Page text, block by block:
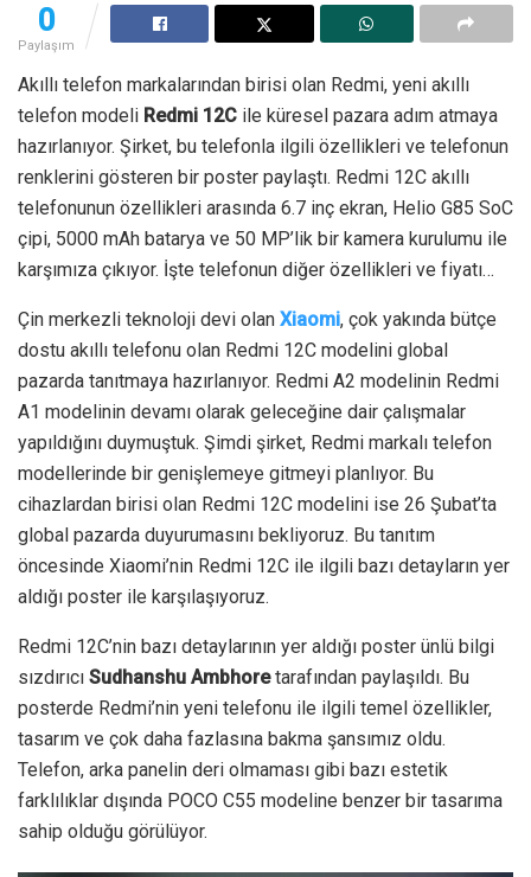
0
Paylaşım
Akıllı telefon markalarından birisi olan Redmi, yeni akıllı
telefon modeli Redmi 12C ile küresel pazara adım atmaya
hazırlanıyor. Şirket, bu telefonla ilgili özellikleri ve telefonun
renklerini gösteren bir poster paylaştı. Redmi 12C akıllı
telefonunun özellikleri arasında 6.7 inç ekran, Helio G85 SoC
çipi, 5000 mAh batarya ve 50 MP’lik bir kamera kurulumu ile
karşımıza çıkıyor. İşte telefonun diğer özellikleri ve fiyatı…
Çin merkezli teknoloji devi olan Xiaomi, çok yakında bütçe
dostu akıllı telefonu olan Redmi 12C modelini global
pazarda tanıtmaya hazırlanıyor. Redmi A2 modelinin Redmi
A1 modelinin devamı olarak geleceğine dair çalışmalar
yapıldığını duymuştuk. Şimdi şirket, Redmi markalı telefon
modellerinde bir genişlemeye gitmeyi planlıyor. Bu
cihazlardan birisi olan Redmi 12C modelini ise 26 Şubat’ta
global pazarda duyurumasını bekliyoruz. Bu tanıtım
öncesinde Xiaomi’nin Redmi 12C ile ilgili bazı detayların yer
aldığı poster ile karşılaşıyoruz.
Redmi 12C’nin bazı detaylarının yer aldığı poster ünlü bilgi
sızdırıcı Sudhanshu Ambhoretarafından paylaşıldı. Bu
posterde Redmi’nin yeni telefonu ile ilgili temel özellikler,
tasarım ve çok daha fazlasına bakma şansımız oldu.
Telefon, arka panelin deri olmaması gibi bazı estetik
farklılıklar dışında POCO C55 modeline benzer bir tasarıma
sahip olduğu görülüyor.